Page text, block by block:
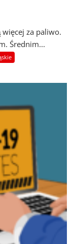
więcej za paliwo.
Średnim...